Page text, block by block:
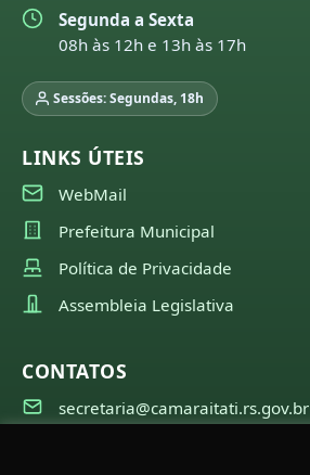
Segunda a Sexta
08h às 12h e 13h às 17h
Sessões: Segundas, 18h
LINKS ÚTEIS
WebMail
Prefeitura Municipal
Política de Privacidade
Assembleia Legislativa
CONTATOS
secretaria@camaraitati.rs.gov.br